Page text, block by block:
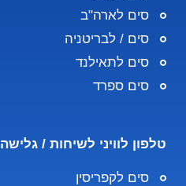
סים לארה"ב
סים / לבריטניה
סים לתאילנד
סים ספרד
טלפון לוויני לשיחות / גלישה
סים לקפריסין